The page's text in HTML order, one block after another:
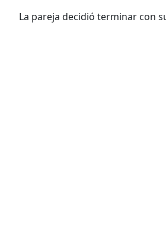
La pareja decidió terminar con